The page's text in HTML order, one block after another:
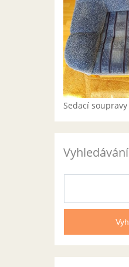
Sedací soupravy
Vyhledávání